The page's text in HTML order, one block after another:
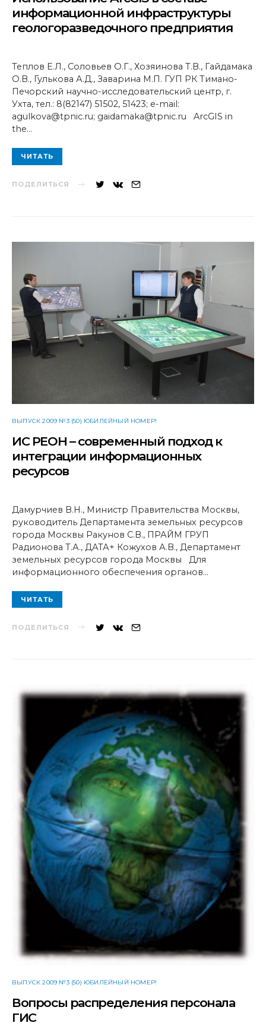
информационной инфраструктуры
геологоразведочного предприятия
Теплов Е.Л., Соловьев О.Г., Хозяинова Т.В., Гайдамака
О.В., Гулькова А.Д., Заварина М.П. ГУП РК Тимано-
Печорский научно-исследовательский центр, г.
Ухта, тел.: 8(82147) 51502, 51423; e-mail:
agulkova@tpnic.ru; gaidamaka@tpnic.ru ArcGIS in
the…
ЧИТАТЬ
ПОДЕЛИТЬСЯ
ВЫПУСК 2009 №3 (50) ЮБИЛЕЙНЫЙ НОМЕР!
ИС РЕОН – современный подход к
интеграции информационных
ресурсов
Дамурчиев В.Н., Министр Правительства Москвы,
руководитель Департамента земельных ресурсов
города Москвы Ракунов С.В., ПРАЙМ ГРУП
Радионова Т.А., ДАТА+ Кожухов А.В., Департамент
земельных ресурсов города Москвы Для
информационного обеспечения органов…
ЧИТАТЬ
ПОДЕЛИТЬСЯ
ВЫПУСК 2009 №3 (50) ЮБИЛЕЙНЫЙ НОМЕР!
Вопросы распределения персонала
ГИС